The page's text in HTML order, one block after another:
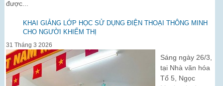
được...
KHAI GIẢNG LỚP HỌC SỬ DỤNG ĐIỆN THOẠI THÔNG MINH
CHO NGƯỜI KHIẾM THỊ
31 Tháng 3 2026
Sáng ngày 26/3,
tại Nhà văn hóa
Tổ 5, Ngọc